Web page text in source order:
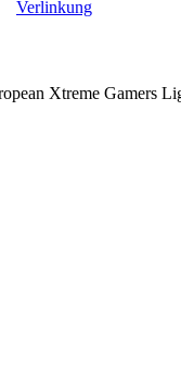
Verlinkung
Xtreme Gamers